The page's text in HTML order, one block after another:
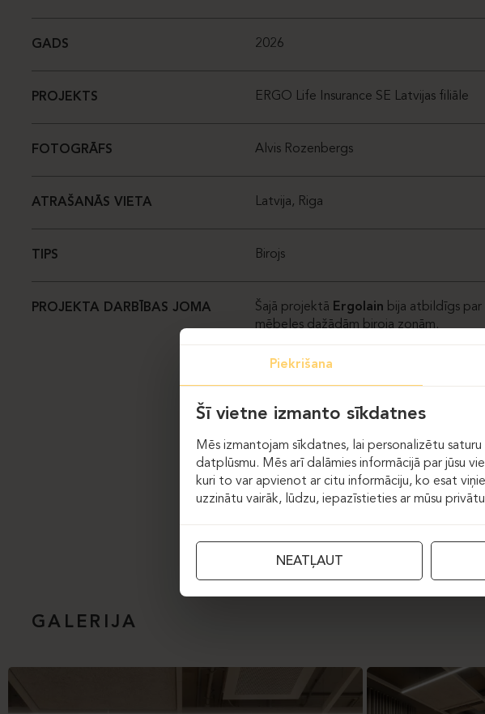
GADS 2026
PROJEKTS ERGO Life Insurance SE Latvijas filiāle
FOTOGRĀFS Alvis Rozenbergs
ATRAŠANĀS VIETA Latvija, Riga
TIPS Birojs
PROJEKTA DARBĪBAS JOMA Šajā projektā Ergolain bija atbildīgs par
mēbeles dažādām biroja zonām.
Ēdamzonā un bāra zonā tika integrēti
Atpūtas zonā par vienu no galvenajiem
Akustiskajā telpā izvietotsInclass Binar
Visas 140 darba vietas ir aprīkotas ar
GALERIJA
Piekrišana
Šī vietne izmanto sīkdatnes
Mēs izmantojam sīkdatnes, lai personalizētu
datplūsmu. Mēs arī dalāmies informācijā par jūsu
kuri to var apvienot ar citu informāciju, ko esat
uzzinātu vairāk, lūdzu, iepazīstieties ar mūsu
NEATĻAUT